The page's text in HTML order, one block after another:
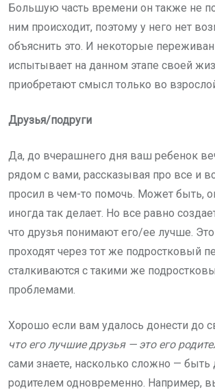
Большую часть времени он также не
ним происходит, поэтому у него нет
объяснить это. И некоторые
испытывает на данном этапе своей
приобретают смысл только во
Друзья/подруги
Да, до вчерашнего дня ваш ребенок
рядом с вами, рассказывая про все и
просил в чем-то помочь. Может быть,
иногда так делает. Но все равно
что друзья понимают его/ее лучше.
проходят через тот же подростковый
сталкиваются с такими же
проблемами.
Хорошо если вам удалось донести до
что его лучшие друзья — это его
сами знаете, насколько сложно — быть
родителем одновременно. Например,